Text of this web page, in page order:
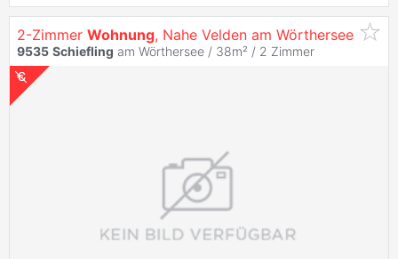
2-Zimmer Wohnung, Nahe Velden am Wörthersee
9535 Schiefling am Wörthersee / 38m² / 2 Zimmer